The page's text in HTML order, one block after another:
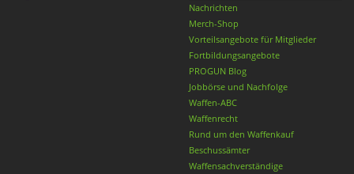
Nachrichten
Merch-Shop
Vorteilsangebote für Mitglieder
Fortbildungsangebote
PROGUN Blog
Jobbörse und Nachfolge
Waffen-ABC
Waffenrecht
Rund um den Waffenkauf
Beschussämter
Waffensachverständige